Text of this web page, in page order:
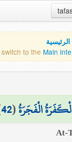
switch to the Main
الْفَجَرَةُ(
42